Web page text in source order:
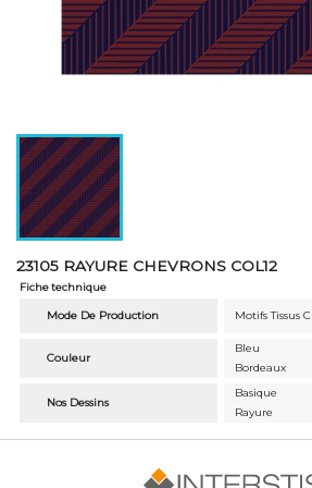
23105 RAYURE CHEVRONS COL12
Fiche technique
Mode De Production Motifs Tissus
Couleur
Bleu
Bordeaux
Nos Dessins
Basique
Rayure